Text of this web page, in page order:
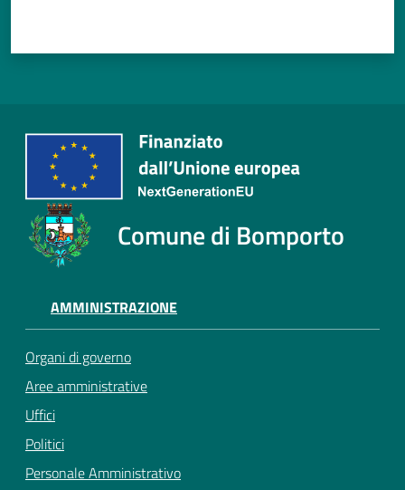
Comune di Bomporto
AMMINISTRAZIONE
Organi di governo
Aree amministrative
Uffici
Politici
Personale Amministrativo